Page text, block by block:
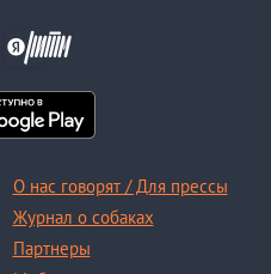
О нас говорят / Для прессы
Журнал о собаках
Партнеры